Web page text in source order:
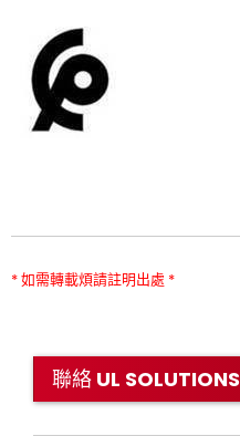
* 如需轉載煩請註明出處 *
聯絡 UL SOLUTIONS